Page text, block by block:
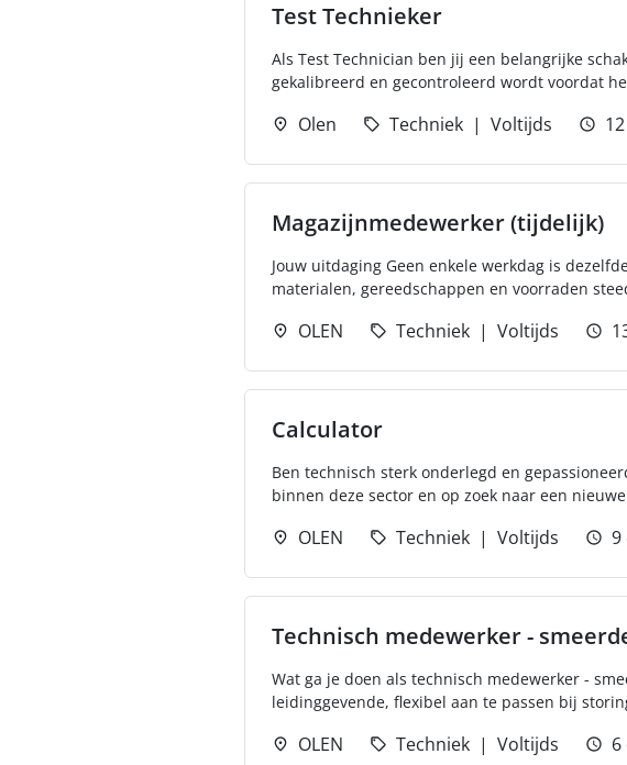
Test Technieker
Als Test Technician ben jij een belangrijke
gekalibreerd en gecontroleerd wordt voordat
Olen Techniek Voltijds
Magazijnmedewerker (tijdelijk)
Jouw uitdaging Geen enkele werkdag is
materialen, gereedschappen en voorraden
OLEN Techniek Voltijds
Calculator
Ben technisch sterk onderlegd en
binnen deze sector en op zoek naar een
OLEN Techniek Voltijds 9
Technisch medewerker -
Wat ga je doen als technisch medewerker -
leidinggevende, flexibel aan te passen bij
OLEN Techniek Voltijds 6